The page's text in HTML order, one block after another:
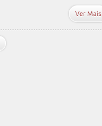
Ver Mais